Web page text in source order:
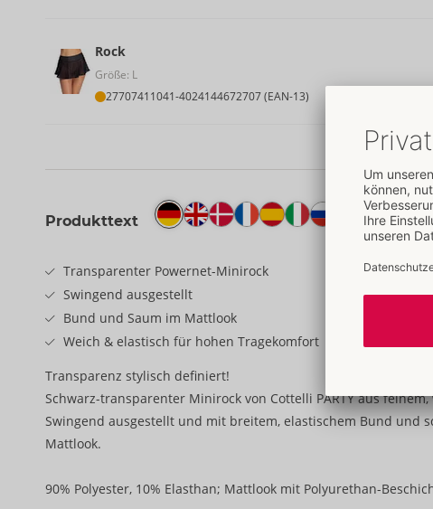
Rock
Größe: L
27707411041-4024144672707 (EAN-13)
Produkttext
Transparenter Powernet-Minirock
Swingend ausgestellt
Bund und Saum im Mattlook
Weich & elastisch für hohen Tragekomfort
Transparenz stylisch definiert!
Schwarz-transparenter Minirock von Cottelli PARTY aus
Swingend ausgestellt und mit breitem, elastischem Bund und
Mattlook.
90% Polyester, 10% Elasthan; Mattlook mit Polyurethan-